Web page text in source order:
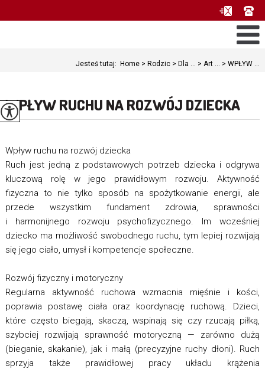
Jesteś tutaj: Home > Rodzic > Dla ... > Art ... > WPŁYW ...
WPŁYW RUCHU NA ROZWÓJ DZIECKA
Wpływ ruchu na rozwój dziecka
Ruch jest jedną z podstawowych potrzeb dziecka i odgrywa
kluczową rolę w jego prawidłowym rozwoju. Aktywność
fizyczna to nie tylko sposób na spożytkowanie energii, ale
przede wszystkim fundament zdrowia, sprawności
i harmonijnego rozwoju psychofizycznego. Im wcześniej
dziecko ma możliwość swobodnego ruchu, tym lepiej rozwijają
się jego ciało, umysł i kompetencje społeczne.
Rozwój fizyczny i motoryczny
Regularna aktywność ruchowa wzmacnia mięśnie i kości,
poprawia postawę ciała oraz koordynację ruchową. Dzieci,
które często biegają, skaczą, wspinają się czy rzucają piłką,
szybciej rozwijają sprawność motoryczną — zarówno dużą
(bieganie, skakanie), jak i małą (precyzyjne ruchy dłoni). Ruch
sprzyja także prawidłowej pracy układu krążenia